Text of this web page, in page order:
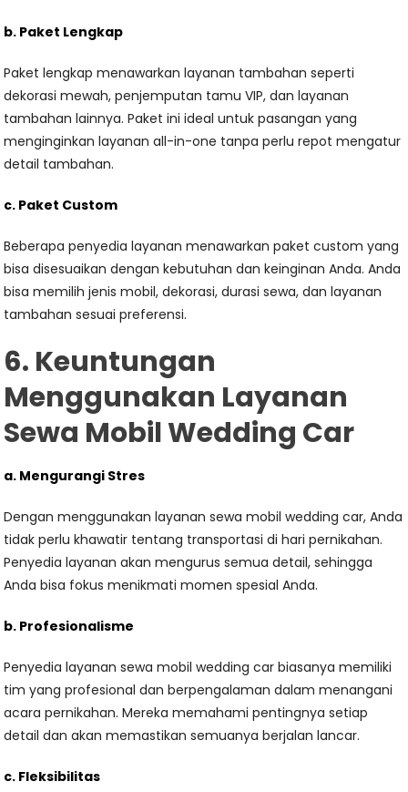
b. Paket Lengkap
Paket lengkap menawarkan layanan tambahan seperti
dekorasi mewah, penjemputan tamu VIP, dan layanan
tambahan lainnya. Paket ini ideal untuk pasangan yang
menginginkan layanan all-in-one tanpa perlu repot mengatur
detail tambahan.
c. Paket Custom
Beberapa penyedia layanan menawarkan paket custom yang
bisa disesuaikan dengan kebutuhan dan keinginan Anda. Anda
bisa memilih jenis mobil, dekorasi, durasi sewa, dan layanan
tambahan sesuai preferensi.
6. Keuntungan
Menggunakan Layanan
Sewa Mobil Wedding Car
a. Mengurangi Stres
Dengan menggunakan layanan sewa mobil wedding car, Anda
tidak perlu khawatir tentang transportasi di hari pernikahan.
Penyedia layanan akan mengurus semua detail, sehingga
Anda bisa fokus menikmati momen spesial Anda.
b. Profesionalisme
Penyedia layanan sewa mobil wedding car biasanya memiliki
tim yang profesional dan berpengalaman dalam menangani
acara pernikahan. Mereka memahami pentingnya setiap
detail dan akan memastikan semuanya berjalan lancar.
c. Fleksibilitas